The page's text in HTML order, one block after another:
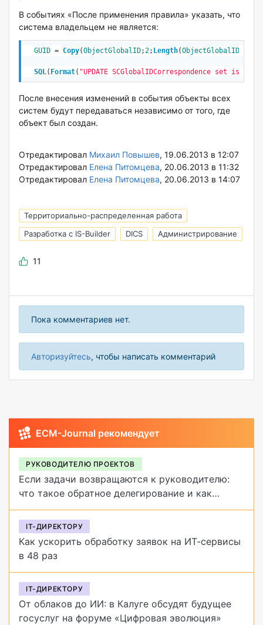
В событиях «После применения правила» указать, что
система владельцем не является:
GUID = Copy(ObjectGlobalID;2; Length(ObjectGlobalID
SQL( Format( "UPDATE SCGlobalIDCorrespondence set
После внесения изменений в события объекты всех
систем будут передаваться независимо от того, где
объект был создан.
Отредактировал Михаил Повышев, 19.06.2013 в 12:07
Отредактировал Елена Питомцева, 20.06.2013 в 11:32
Отредактировал Елена Питомцева, 20.06.2013 в 14:07
Территориально-распределенная работа
Разработка с IS-Builder
DICS Администрирование
11
Пока комментариев нет.
Авторизуйтесь, чтобы написать комментарий
ECM-Journal рекомендует
РУКОВОДИТЕЛЮ ПРОЕКТОВ
Если задачи возвращаются к руководителю:
что такое обратное делегирование и как
от него избавиться
IT-ДИРЕКТОРУ
Как ускорить обработку заявок на ИТ-сервисы
в 48 раз
IT-ДИРЕКТОРУ
От облаков до ИИ: в Калуге обсудят будущее
госуслуг на форуме «Цифровая эволюция»